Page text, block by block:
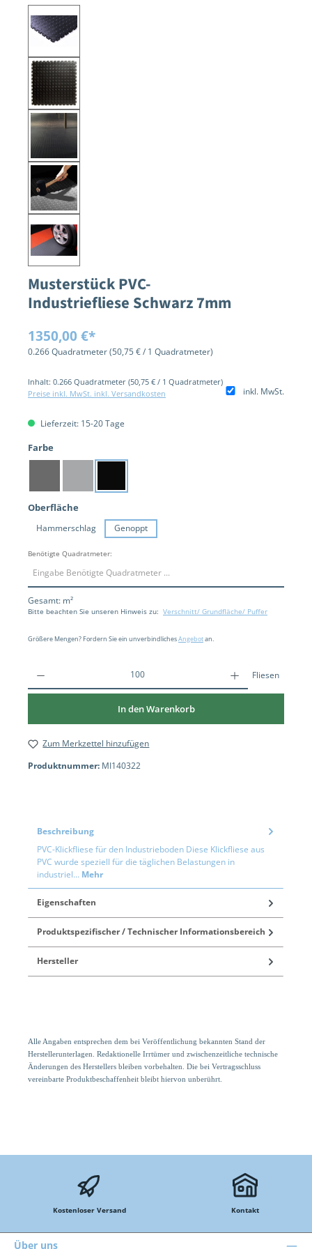
Musterstück PVC-
Industriefliese Schwarz 7mm
1350,00 €*
0.266 Quadratmeter(50,75 € / 1 Quadratmeter)
Inhalt: 0.266 Quadratmeter (50,75 € / 1 Quadratmeter)
inkl. MwSt.
Preise inkl. MwSt. inkl. Versandkosten
Lieferzeit: 15-20 Tage
Farbe
Oberfläche
Hammerschlag Genoppt
Benötigte Quadratmeter:
Gesamt: m²
Bitte beachten Sie unseren Hinweis zu: Verschnitt/ Grundfläche/ Puffer
Größere Mengen? Fordern Sie ein unverbindlichesAngebotan.
Fliesen
In den Warenkorb
Zum Merkzettel hinzufügen
Produktnummer: MI140322
Beschreibung
PVC-Klickfliese für den Industrieboden Diese Klickfliese aus
PVC wurde speziell für die täglichen Belastungen in
industriel… Mehr
Eigenschaften
Produktspezifischer / Technischer Informationsbereich
Hersteller
Alle Angaben entsprechen dem bei Veröffentlichung bekannten Stand der
Herstellerunterlagen. Redaktionelle Irrtümer und zwischenzeitliche technische
Änderungen des Herstellers bleiben vorbehalten. Die bei Vertragsschluss
vereinbarte Produktbeschaffenheit bleibt hiervon unberührt.
Kostenloser Versand Kontakt
Über uns